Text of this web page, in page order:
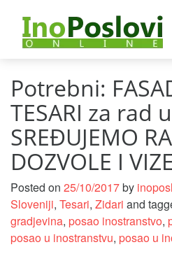
Potrebni:
TESARI za rad
SREĐUJEMO
DOZVOLE I
Posted on 25/10/2017by
Sloveniji, Tesari, Zidari and
gradjevina, posao inostranstvo,
posao u inostranstvu, posao u